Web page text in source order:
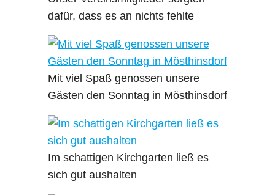
dafür, dass es an nichts fehlte
Mit viel Spaß genossen unsere
Gästen den Sonntag in Mösthinsdorf
Im schattigen Kirchgarten ließ es
sich gut aushalten